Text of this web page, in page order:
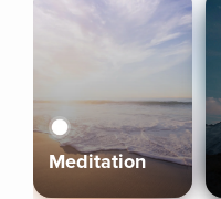
Meditation